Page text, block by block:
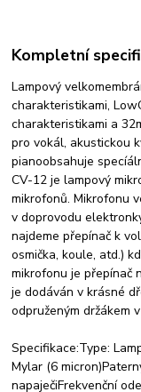
Kompletní
Lampový
charakteristikami,
charakteristikami a
pro vokál, akustickou
pianoobsahuje
CV-12 je lampový
mikrofonů. Mikrofonu
v doprovodu
najdeme přepínač k
osmička, koule, atd.)
mikrofonu je přepínač
je dodáván v krásné
odpruženým držákem
Specifikace:Type:
Mylar (6
napaječiFrekvenční